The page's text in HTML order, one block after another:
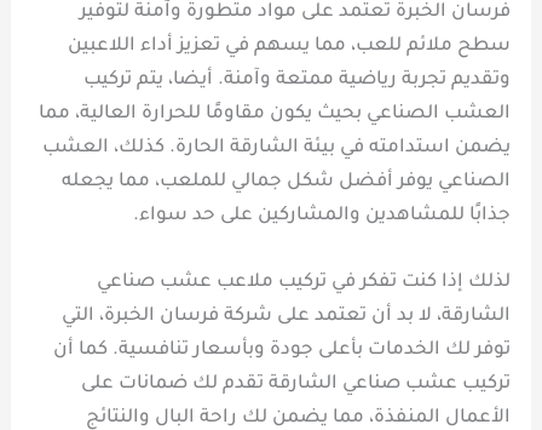
فرسان الخبرة تعتمد على مواد متطورة وآمنة لتوفير
سطح ملائم للعب، مما يسهم في تعزيز أداء اللاعبين
وتقديم تجربة رياضية ممتعة وآمنة. أيضا، يتم تركيب
العشب الصناعي بحيث يكون مقاومًا للحرارة العالية، مما
يضمن استدامته في بيئة الشارقة الحارة. كذلك، العشب
الصناعي يوفر أفضل شكل جمالي للملعب، مما يجعله
جذابًا للمشاهدين والمشاركين على حد سواء.
لذلك إذا كنت تفكر في تركيب ملاعب عشب صناعي
الشارقة، لا بد أن تعتمد على شركة فرسان الخبرة، التي
توفر لك الخدمات بأعلى جودة وبأسعار تنافسية. كما أن
تركيب عشب صناعي الشارقة تقدم لك ضمانات على
الأعمال المنفذة، مما يضمن لك راحة البال والنتائج